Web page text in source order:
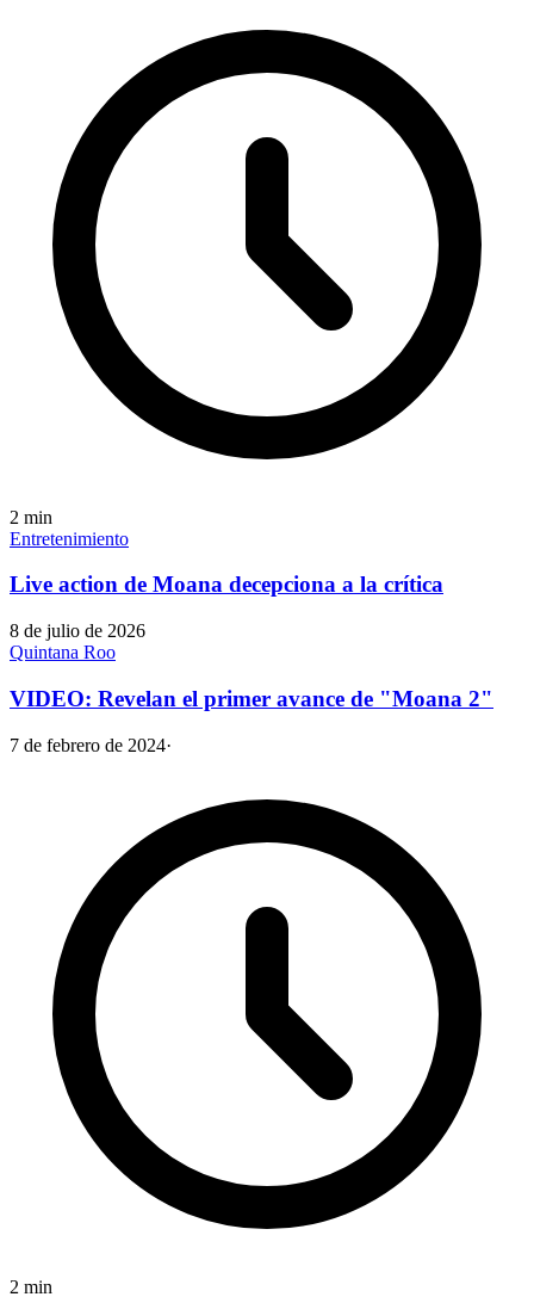
2 min
Entretenimiento
Live action de Moana decepciona a la crítica
8 de julio de 2026
Quintana Roo
VIDEO: Revelan el primer avance de "Moana 2"
7 de febrero de 2024·
2 min